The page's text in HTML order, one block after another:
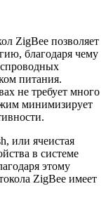
ZigBee позволяет
благодаря чему
питания.
не требует много
минимизирует
или ячеистая
в системе
этому
ZigBee имеет